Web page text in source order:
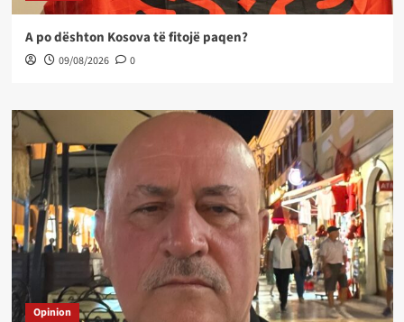
A po dështon Kosova të fitojë paqen?
09/08/2026 0
Opinion